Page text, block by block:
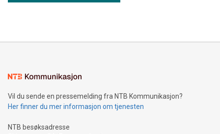
Vil du sende en pressemelding fra NTB Kommunikasjon?
Her finner du mer informasjon om tjenesten
NTB besøksadresse